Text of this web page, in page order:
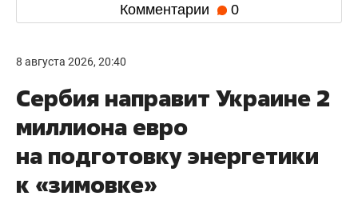
Комментарии 0
8 августа 2026, 20:40
Сербия направит Украине 2
миллиона евро
на подготовку энергетики
к «зимовке»